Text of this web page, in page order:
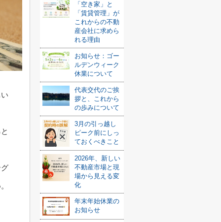
「空き家」と
「賃貸管理」が
これからの不動
産会社に求めら
れる理由
お知らせ：ゴー
ルデンウィーク
休業について
代表交代のご挨
拶と、これから
の歩みについて
3月の引っ越し
ピーク前にしっ
ておくべきこと
2026年、新しい
不動産市場と現
場から見える変
化
年末年始休業の
お知らせ